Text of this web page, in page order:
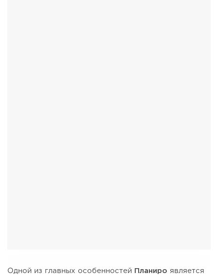
Одной из главных особенностей Планиро является